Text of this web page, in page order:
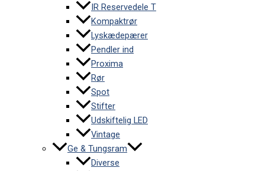
IR Reservedele T
Kompaktrør
Lyskædepærer
Pendler ind
Proxima
Rør
Spot
Stifter
Udskiftelig LED
Vintage
Ge & Tungsram
Diverse